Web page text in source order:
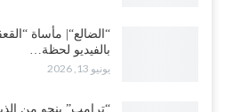
“الضالع“| مأساة
بالفيديو لحظة…
يونيو 13, 2026
“ترامب” ينجو من